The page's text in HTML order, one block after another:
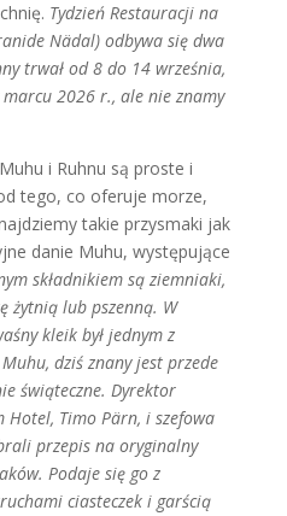
Tydzień Restauracji na
Nädal) odbywa się dwa
trwał od 8 do 14 września,
2026 r., ale nie znamy
i Ruhnu są proste i
tego, co oferuje morze,
takie przysmaki jak
danie Muhu, występujące
składnikiem są ziemniaki,
żytnią lub pszenną. W
kleik był jednym z
dziś znany jest przede
świąteczne. Dyrektor
Hotel, Timo Pärn, i szefowa
przepis na oryginalny
Podaje się go z
ciasteczek i garścią